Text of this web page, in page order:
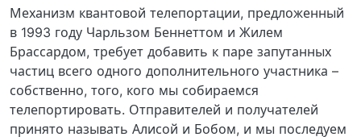
Механизм квантовой телепортации, предложенный
в 1993 году Чарльзом Беннеттом и Жилем
Брассардом, требует добавить к паре запутанных
частиц всего одного дополнительного участника –
собственно, того, кого мы собираемся
телепортировать. Отправителей и получателей
принято называть Алисой и Бобом, и мы последуем